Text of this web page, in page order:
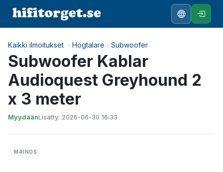
Kaikki ilmoitukset › Högtalare › Subwoofer
Subwoofer Kablar
Audioquest Greyhound 2
x 3 meter
MyydäänLisätty: 2026-06-30 16:33